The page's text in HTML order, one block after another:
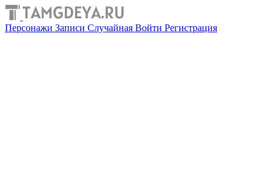
Персонажи Записи Случайная Войти Регистрация